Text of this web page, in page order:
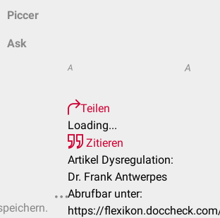
Piccer
Ask
A A
Teilen
Loading...
Zitieren
Artikel Dysregulation:
Dr. Frank Antwerpes
Abrufbar unter:
https://